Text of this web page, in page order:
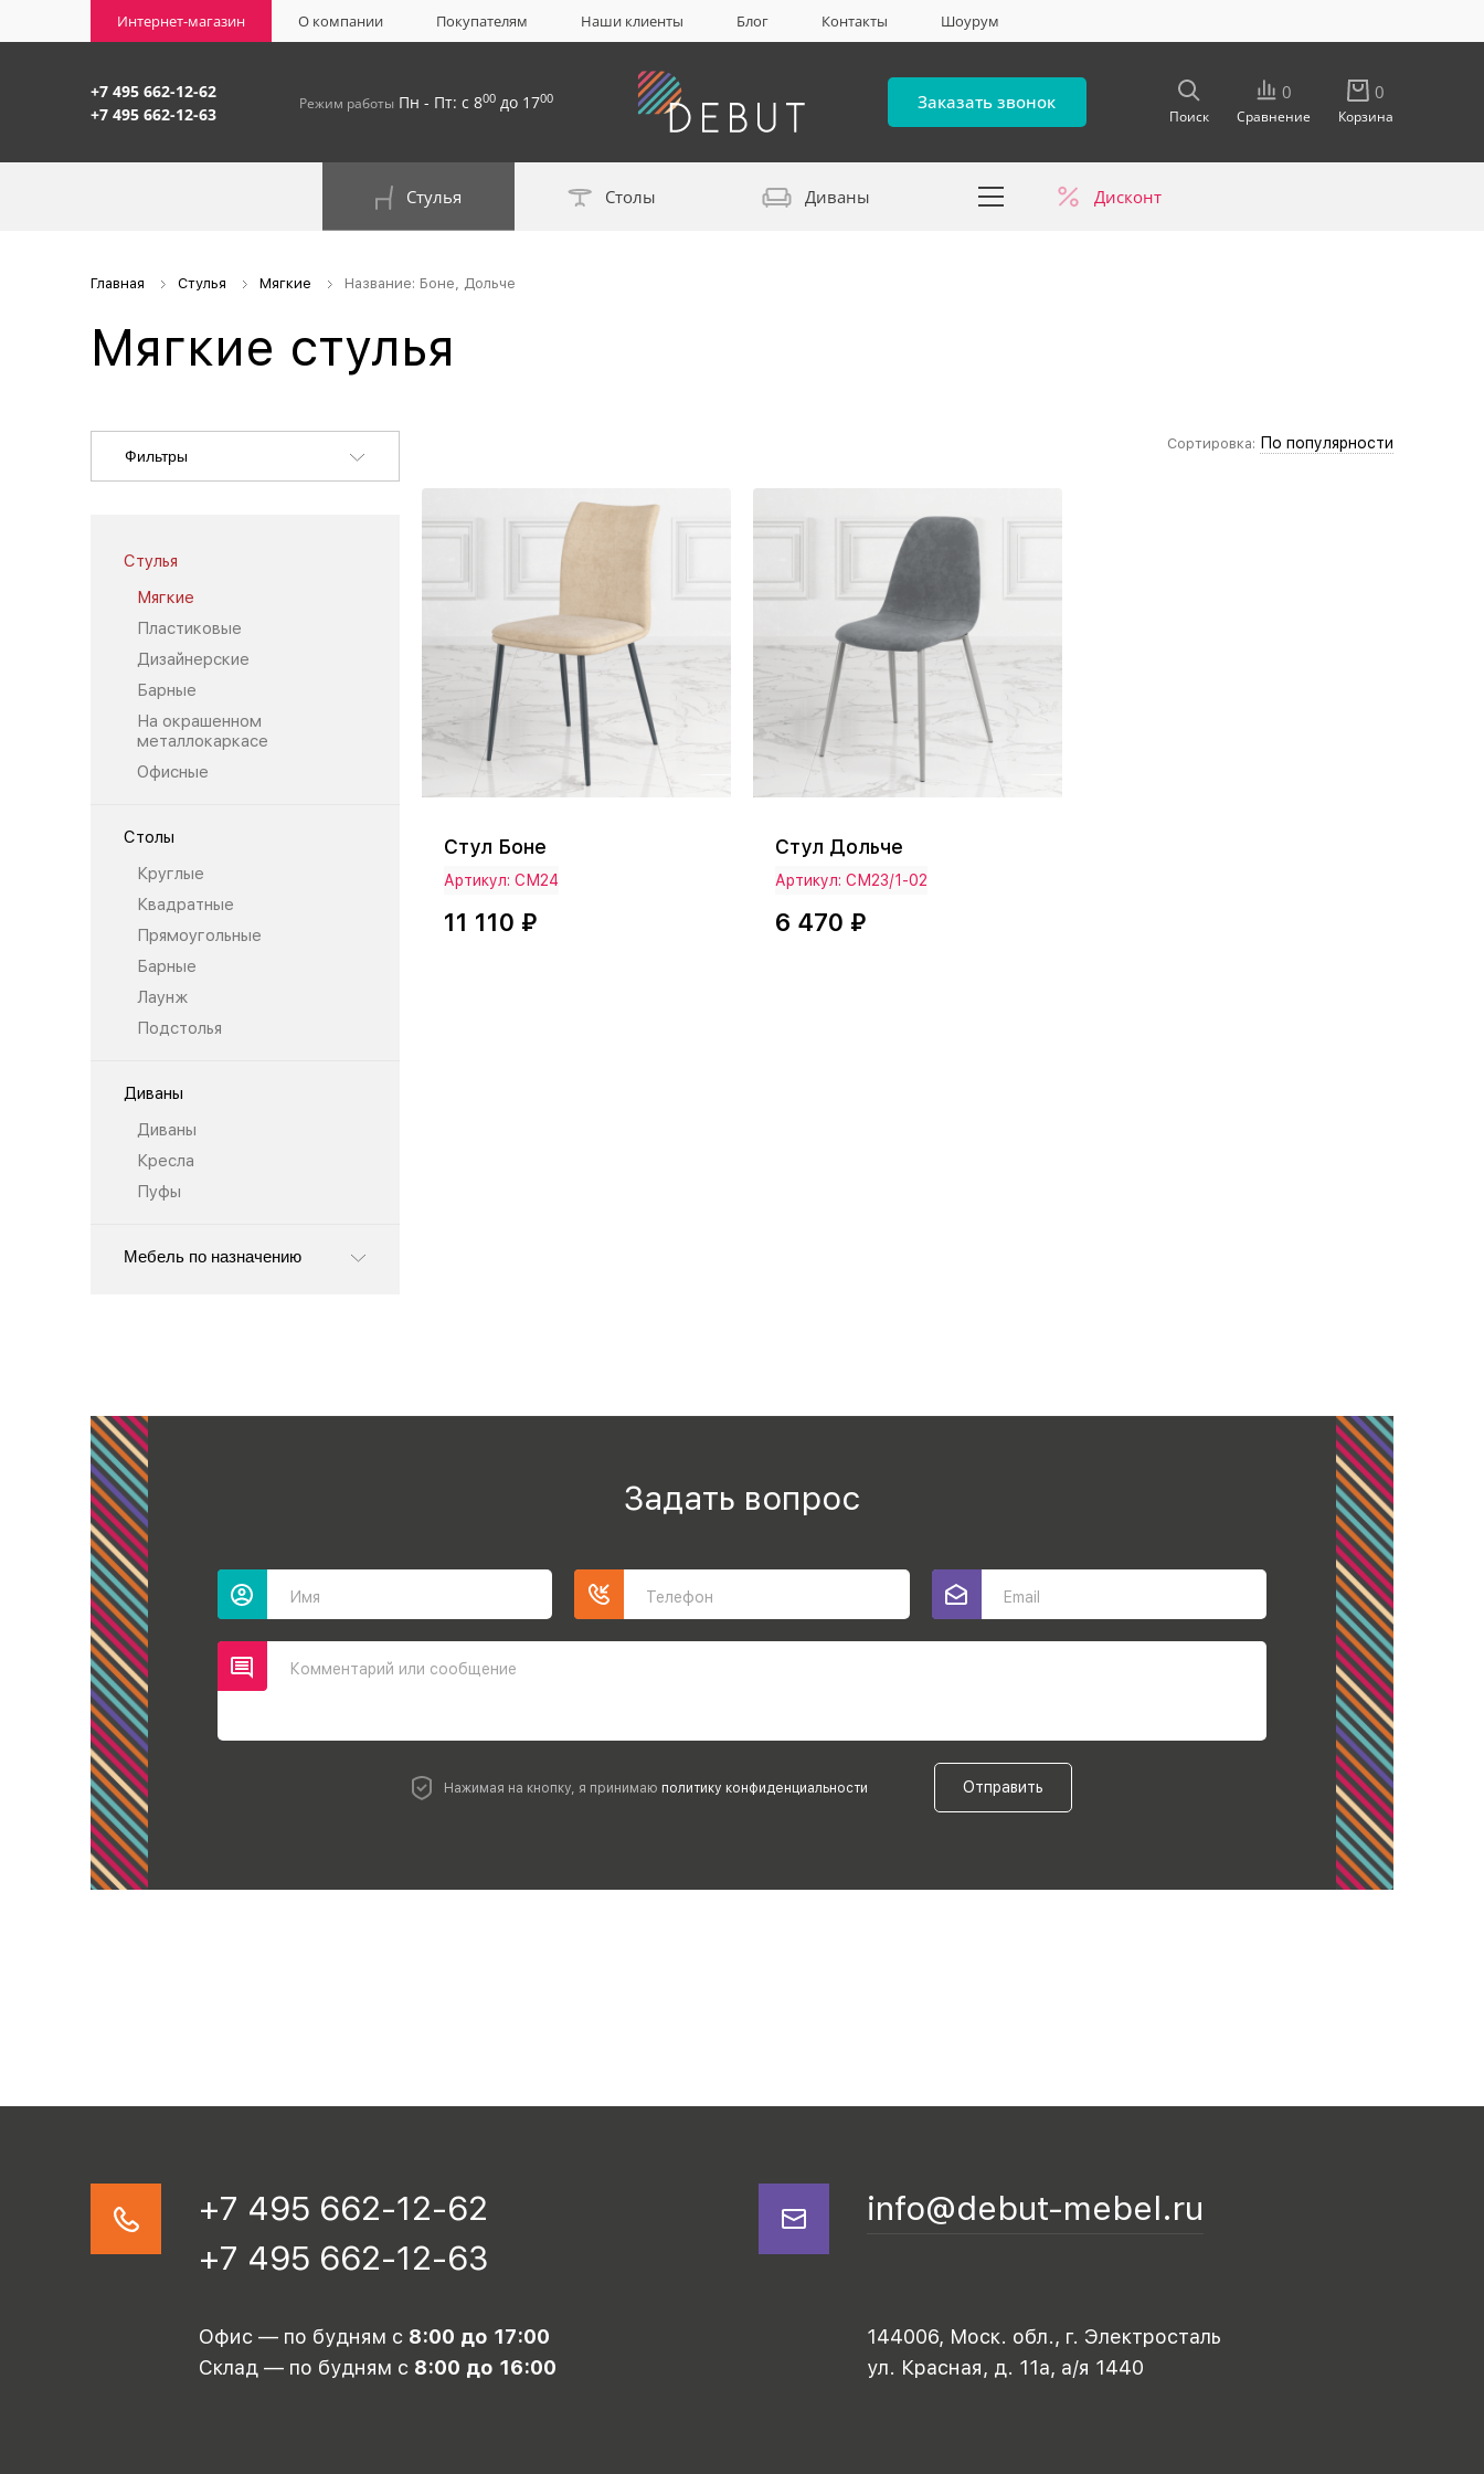
Интернет-магазин О компании Покупателям Наши клиенты Блог Контакты Шоурум
+7 495 662-12-62
+7 495 662-12-63
Режим работы Пн - Пт: с 800 до 1700 Заказать звонок
Поиск
0
Сравнение
0
Корзина
Стулья Столы Диваны Дисконт
Главная Стулья Мягкие Название: Боне, Дольче
Мягкие стулья
Фильтры
Стулья
Мягкие
Пластиковые
Дизайнерские
Барные
На окрашенном
металлокаркасе
Офисные
Столы
Круглые
Квадратные
Прямоугольные
Барные
Лаунж
Подстолья
Диваны
Диваны
Кресла
Пуфы
Мебель по назначению
Сортировка: По популярности
Стул Боне
Артикул: СМ24
11 110 ₽
Стул Дольче
Артикул: СМ23/1-02
6 470 ₽
Задать вопрос
Имя Телефон Email
Комментарий или сообщение
Нажимая на кнопку, я принимаю политику конфиденциальности Отправить
+7 495 662-12-62
+7 495 662-12-63
info@debut-mebel.ru
Офис — по будням с 8:00 до 17:00
Склад — по будням с 8:00 до 16:00
144006, Моск. обл., г. Электросталь
ул. Красная, д. 11а, а/я 1440